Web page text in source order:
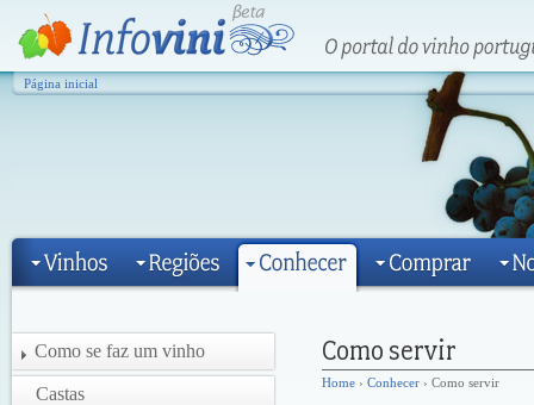
Página inicial
Como se faz um vinho
Castas
Home › Conhecer › Como servir